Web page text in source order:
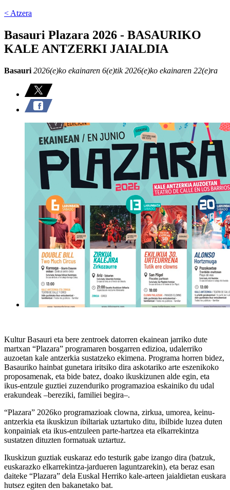
< Atzera
Basauri Plazara 2026 - BASAURIKO
KALE ANTZERKI JAIALDIA
Basauri 2026(e)ko ekainaren 6(e)tik 2026(e)ko ekainaren 22(e)ra
Kultur Basauri eta bere zentroek datorren ekainean jarriko dute
martxan “Plazara” programaren bosgarren edizioa, udalerriko
auzoetan kale antzerkia sustatzeko ekimena. Programa horren bidez,
Basauriko hainbat gunetara iritsiko dira askotariko arte eszenikoko
proposamenak, eta bide batez, doako ikuskizunen alde egin, eta
ikus-entzule guztiei zuzenduriko programazioa eskainiko du udal
erakundeak –bereziki, familiei begira–.
“Plazara” 2026ko programazioak clowna, zirkua, umorea, keinu-
antzerkia eta ikuskizun ibiltariak uztartuko ditu, ibilbide luzea duten
konpainiak eta ikus-entzuleen parte-hartzea eta elkarrekintza
sustatzen dituzten formatuak uztartuz.
Ikuskizun guztiak euskaraz edo testurik gabe izango dira (batzuk,
euskarazko elkarrekintza-jardueren laguntzarekin), eta beraz esan
daiteke “Plazara” dela Euskal Herriko kale-arteen jaialdietan euskara
hutsez egiten den bakanetako bat.